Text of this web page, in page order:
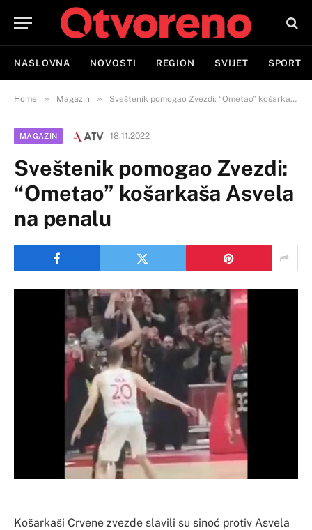
NASLOVNA NOVOSTI REGION SVIJET SPORT
Home » Magazin » Sveštenik pomogao Zvezdi: “Ometao” košarkaša Asvela na penalu
MAGAZIN 18.11.2022
Sveštenik pomogao Zvezdi:
“Ometao” košarkaša Asvela
na penalu
Košarkaši Crvene zvezde slavili su sinoć protiv Asvela